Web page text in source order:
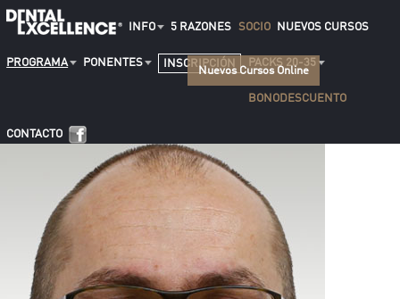
INFO 5 RAZONES SOCIO NUEVOS CURSOS
PROGRAMA PONENTES INSCRIPCIÓN PACKS 20-35
BONODESCUENTO
CONTACTO
Nuevos Cursos Online